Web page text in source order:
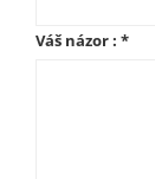
Váš názor : *